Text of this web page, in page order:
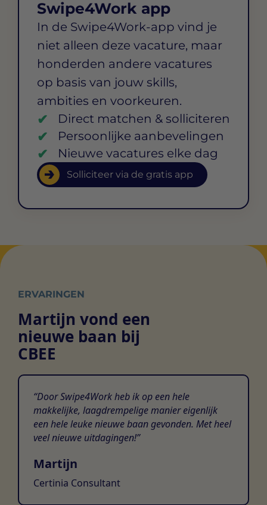
Swipe4Work app
In de Swipe4Work-app vind je
niet alleen deze vacature, maar
honderden andere vacatures
op basis van jouw skills,
ambities en voorkeuren.
Direct matchen & solliciteren
Persoonlijke aanbevelingen
Nieuwe vacatures elke dag
Solliciteer via de gratis app
ERVARINGEN
Martijn vond een
nieuwe baan bij
CBEE
Door Swipe4Work heb ik op een hele
makkelijke, laagdrempelige manier eigenlijk
een hele leuke nieuwe baan gevonden. Met heel
veel nieuwe uitdagingen!
Martijn
Certinia Consultant